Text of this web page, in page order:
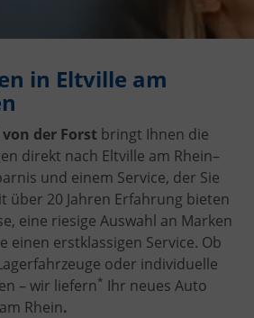
in Eltville am
der Forst bringt Ihnen die
direkt nach Eltville am Rhein–
und einem Service, der Sie
über 20 Jahren Erfahrung bieten
eine riesige Auswahl an Marken
einen erstklassigen Service. Ob
oder individuelle
– wir liefern* Ihr neues Auto
Rhein.